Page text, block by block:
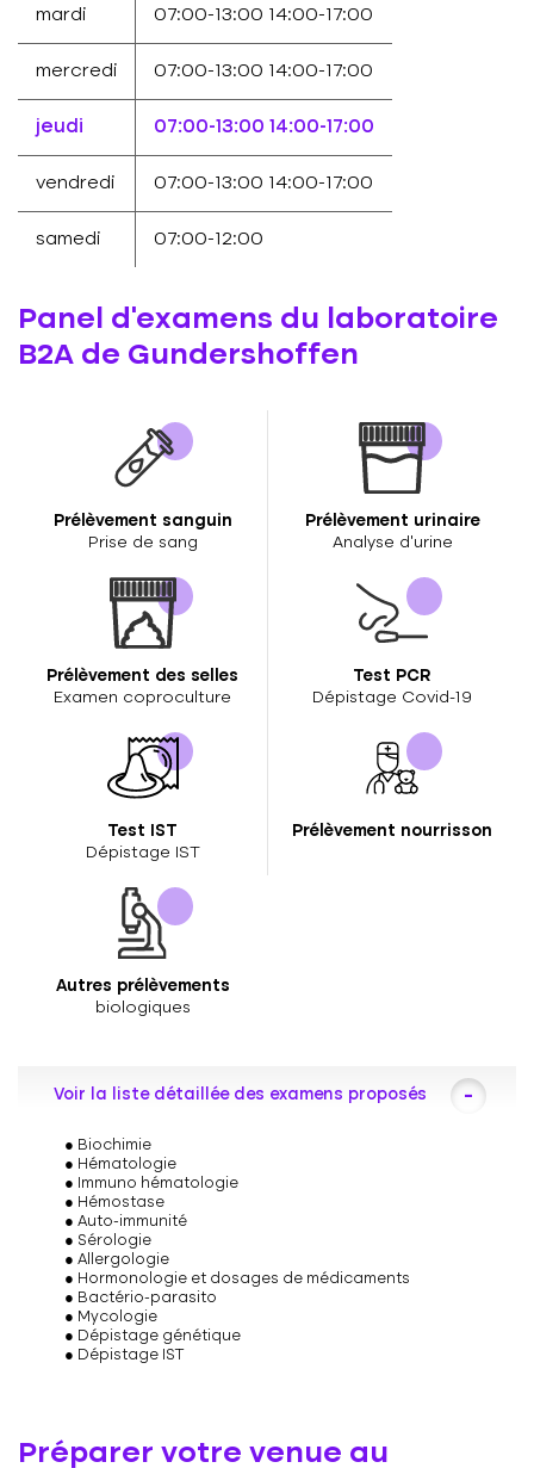
mardi 07:00-13:00 14:00-17:00
mercredi 07:00-13:00 14:00-17:00
jeudi 07:00-13:00 14:00-17:00
vendredi 07:00-13:00 14:00-17:00
samedi 07:00-12:00
Panel d'examens du laboratoire
B2A de Gundershoffen
Prélèvement sanguin
Prise de sang
Prélèvement urinaire
Analyse d’urine
Prélèvement des selles
Examen coproculture
Test PCR
Dépistage Covid-19
Test IST
Dépistage IST
Prélèvement nourrisson
Autres prélèvements
biologiques
Voir la liste détaillée des examens proposés
Biochimie
Hématologie
Immuno hématologie
Hémostase
Auto-immunité
Sérologie
Allergologie
Hormonologie et dosages de médicaments
Bactério-parasito
Mycologie
Dépistage génétique
Dépistage IST
Préparer votre venue au